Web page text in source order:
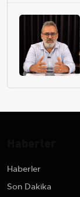
Haberler
Son Dakika